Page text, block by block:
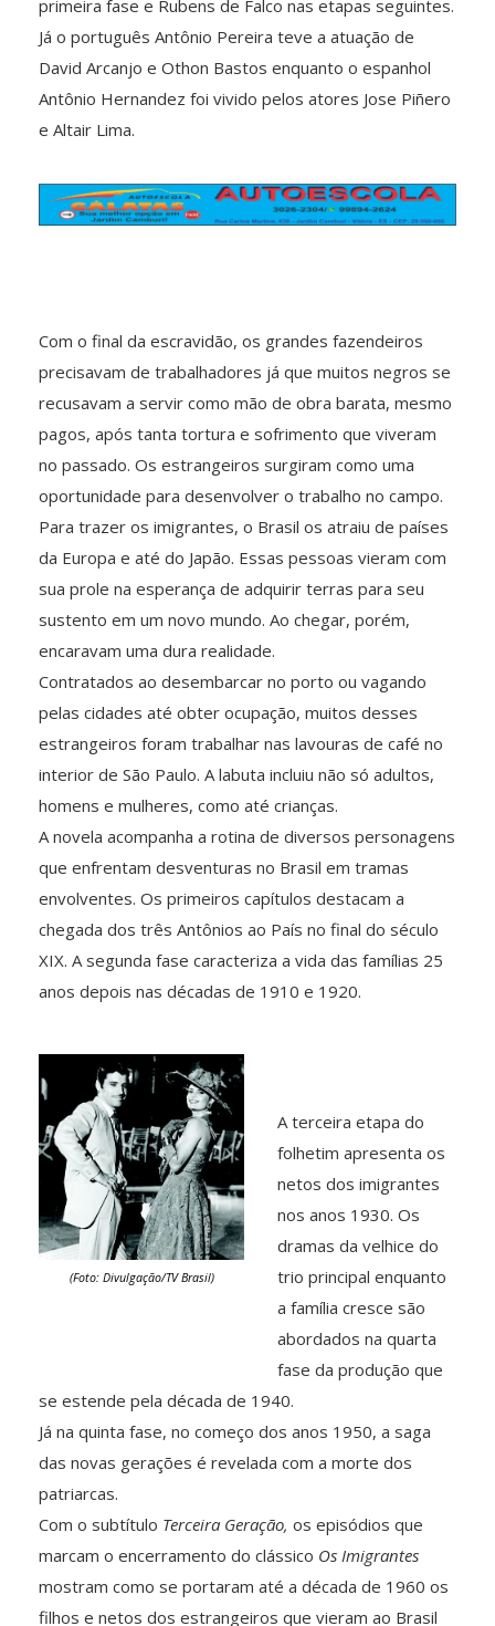
primeira fase e Rubens de Falco nas etapas seguintes.
Já o português Antônio Pereira teve a atuação de
David Arcanjo e Othon Bastos enquanto o espanhol
Antônio Hernandez foi vivido pelos atores Jose Piñero
e Altair Lima.
Com o final da escravidão, os grandes fazendeiros
precisavam de trabalhadores já que muitos negros se
recusavam a servir como mão de obra barata, mesmo
pagos, após tanta tortura e sofrimento que viveram
no passado. Os estrangeiros surgiram como uma
oportunidade para desenvolver o trabalho no campo.
Para trazer os imigrantes, o Brasil os atraiu de países
da Europa e até do Japão. Essas pessoas vieram com
sua prole na esperança de adquirir terras para seu
sustento em um novo mundo. Ao chegar, porém,
encaravam uma dura realidade.
Contratados ao desembarcar no porto ou vagando
pelas cidades até obter ocupação, muitos desses
estrangeiros foram trabalhar nas lavouras de café no
interior de São Paulo. A labuta incluiu não só adultos,
homens e mulheres, como até crianças.
A novela acompanha a rotina de diversos personagens
que enfrentam desventuras no Brasil em tramas
envolventes. Os primeiros capítulos destacam a
chegada dos três Antônios ao País no final do século
XIX. A segunda fase caracteriza a vida das famílias 25
anos depois nas décadas de 1910 e 1920.
(Foto: Divulgação/TV Brasil)
A terceira etapa do
folhetim apresenta os
netos dos imigrantes
nos anos 1930. Os
dramas da velhice do
trio principal enquanto
a família cresce são
abordados na quarta
fase da produção que
se estende pela década de 1940.
Já na quinta fase, no começo dos anos 1950, a saga
das novas gerações é revelada com a morte dos
patriarcas.
Com o subtítulo Terceira Geração, os episódios que
marcam o encerramento do clássico Os Imigrantes
mostram como se portaram até a década de 1960 os
filhos e netos dos estrangeiros que vieram ao Brasil